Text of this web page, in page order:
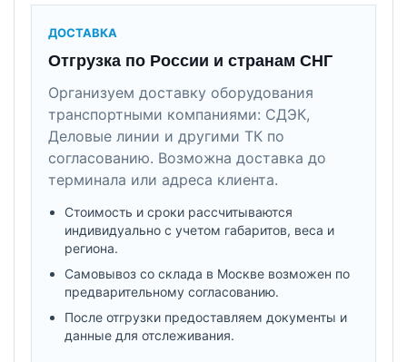
ДОСТАВКА
Отгрузка по России и странам СНГ
Организуем доставку оборудования
транспортными компаниями: СДЭК,
Деловые линии и другими ТК по
согласованию. Возможна доставка до
терминала или адреса клиента.
Стоимость и сроки рассчитываются
индивидуально с учетом габаритов, веса и
региона.
Самовывоз со склада в Москве возможен по
предварительному согласованию.
После отгрузки предоставляем документы и
данные для отслеживания.